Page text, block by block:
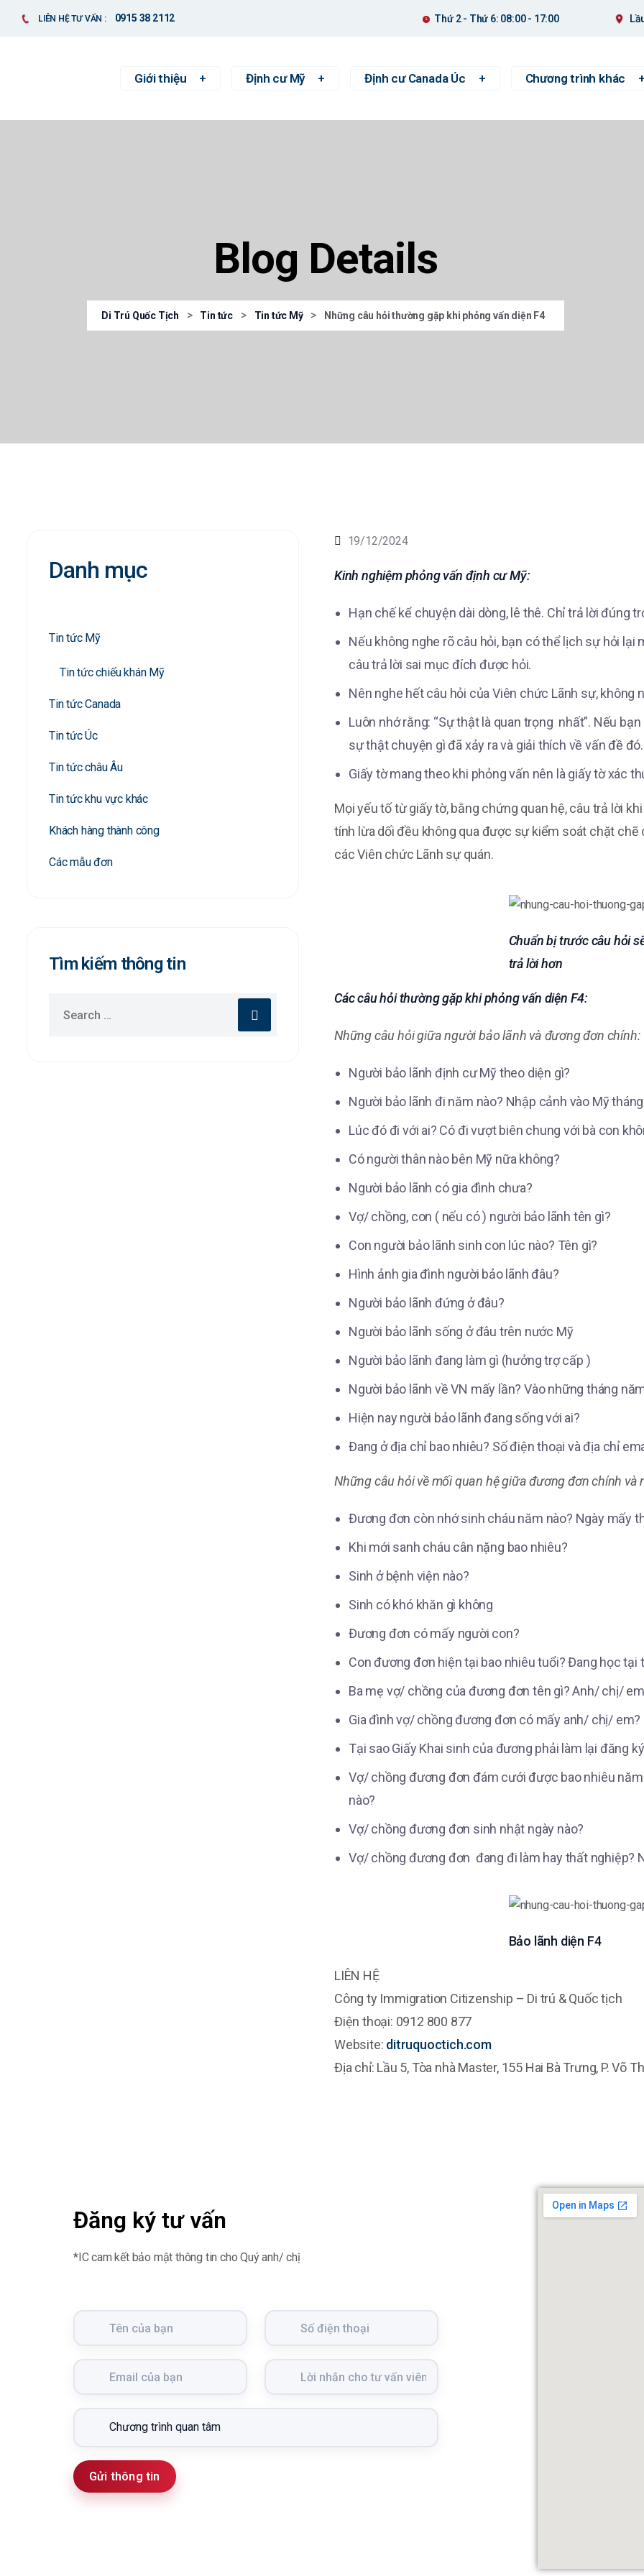
LIÊN HỆ TƯ VẤN : 0915 38 2112 Thứ 2 - Thứ 6: 08:00 - 17:00
Giới thiệu Định cư Mỹ Định cư Canada Úc Chương trình khác
Blog Details
Di Trú Quốc Tịch > Tin tức > Tin tức Mỹ > Những câu hỏi thường gặp khi phỏng vấn diện F4
Danh mục
Tin tức Mỹ
Tin tức chiếu khán Mỹ
Tin tức Canada
Tin tức Úc
Tin tức châu Âu
Tin tức khu vực khác
Khách hàng thành công
Các mẫu đơn
Tìm kiếm thông tin
19/12/2024
Kinh nghiệm phỏng vấn định cư Mỹ:
Hạn chế kể chuyện dài dòng, lê thê. Chỉ trả lời đúng
Nếu không nghe rõ câu hỏi, bạn có thể lịch sự hỏi
câu trả lời sai mục đích được hỏi.
Nên nghe hết câu hỏi của Viên chức Lãnh sự, không
Luôn nhớ rằng: “Sự thật là quan trọng nhất”. Nếu
sự thật chuyện gì đã xảy ra và giải thích về vấn đề đó.
Giấy tờ mang theo khi phỏng vấn nên là giấy tờ xác
Mọi yếu tố từ giấy tờ, bằng chứng quan hệ, câu trả lời
tính lừa dối đều không qua được sự kiểm soát chặt
các Viên chức Lãnh sự quán.
Chuẩn bị trước câu hỏi
trả lời hơn
Các câu hỏi thường gặp khi phỏng vấn diện F4:
Những câu hỏi giữa người bảo lãnh và đương đơn chính:
Người bảo lãnh định cư Mỹ theo diện gì?
Người bảo lãnh đi năm nào? Nhập cảnh vào Mỹ
Lúc đó đi với ai? Có đi vượt biên chung với bà con
Có người thân nào bên Mỹ nữa không?
Người bảo lãnh có gia đình chưa?
Vợ/ chồng, con ( nếu có ) người bảo lãnh tên gì?
Con người bảo lãnh sinh con lúc nào? Tên gì?
Hình ảnh gia đình người bảo lãnh đâu?
Người bảo lãnh đứng ở đâu?
Người bảo lãnh sống ở đâu trên nước Mỹ
Người bảo lãnh đang làm gì (hưởng trợ cấp )
Người bảo lãnh về VN mấy lần? Vào những tháng
Hiện nay người bảo lãnh đang sống với ai?
Đang ở địa chỉ bao nhiêu? Số điện thoại và địa chỉ
Những câu hỏi về mối quan hệ giữa đương đơn chính và
Đương đơn còn nhớ sinh cháu năm nào? Ngày mấy
Khi mới sanh cháu cân nặng bao nhiêu?
Sinh ở bệnh viện nào?
Sinh có khó khăn gì không
Đương đơn có mấy người con?
Con đương đơn hiện tại bao nhiêu tuổi? Đang học tại
Ba mẹ vợ/ chồng của đương đơn tên gì? Anh/ chị/
Gia đình vợ/ chồng đương đơn có mấy anh/ chị/ em?
Tại sao Giấy Khai sinh của đương phải làm lại đăng
Vợ/ chồng đương đơn đám cưới được bao nhiêu
nào?
Vợ/ chồng đương đơn sinh nhật ngày nào?
Vợ/ chồng đương đơn đang đi làm hay thất nghiệp?
Bảo lãnh diện F4
LIÊN HỆ
Công ty Immigration Citizenship – Di trú & Quốc tịch
Điện thoại: 0912 800 877
Website: ditruquoctich.com
Địa chỉ: Lầu 5, Tòa nhà Master, 155 Hai Bà Trưng, P. Võ
Đăng ký tư vấn
*IC cam kết bảo mật thông tin cho Quý anh/ chị
Gửi thông tin